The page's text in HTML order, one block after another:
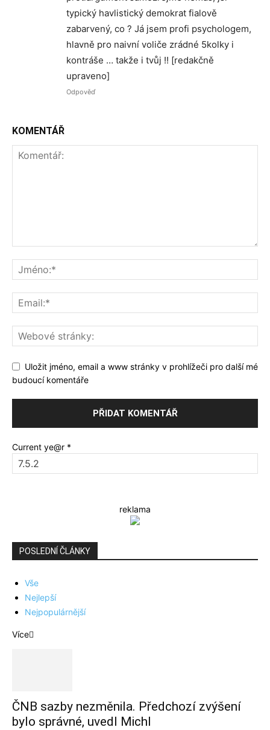
typický havlistický demokrat fialově
zabarvený, co ? Já jsem profi psychologem,
hlavně pro naivní voliče zrádné 5kolky i
kontráše … takže i tvůj !! [redakčně
upraveno]
Odpověď
KOMENTÁŘ
Uložit jméno, email a www stránky v prohlížeči pro další mé
budoucí komentáře
Current ye@r *
reklama
POSLEDNÍ ČLÁNKY
Vše
Nejlepší
Nejpopulárnější
Více
ČNB sazby nezměnila. Předchozí zvýšení
bylo správné, uvedl Michl